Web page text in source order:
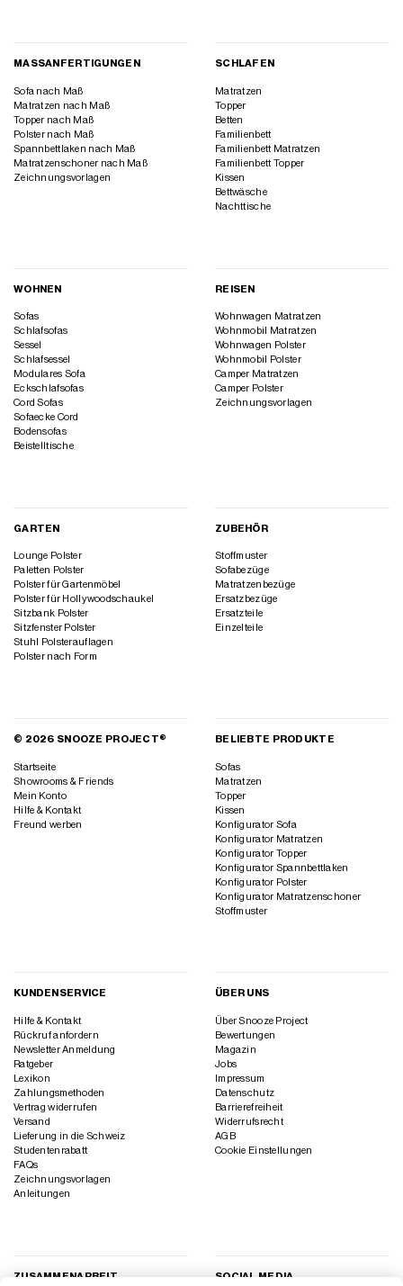
MASSANFERTIGUNGEN
Sofa nach Maß
Matratzen nach Maß
Topper nach Maß
Polster nach Maß
Spannbettlaken nach Maß
Matratzenschoner nach Maß
Zeichnungsvorlagen
SCHLAFEN
Matratzen
Topper
Betten
Familienbett
Familienbett Matratzen
Familienbett Topper
Kissen
Bettwäsche
Nachttische
WOHNEN
Sofas
Schlafsofas
Sessel
Schlafsessel
Modulares Sofa
Eckschlafsofas
Cord Sofas
Sofaecke Cord
Bodensofas
Beistelltische
REISEN
Wohnwagen Matratzen
Wohnmobil Matratzen
Wohnwagen Polster
Wohnmobil Polster
Camper Matratzen
Camper Polster
Zeichnungsvorlagen
GARTEN
Lounge Polster
Paletten Polster
Polster für Gartenmöbel
Polster für Hollywoodschaukel
Sitzbank Polster
Sitzfenster Polster
Stuhl Polsterauflagen
Polster nach Form
ZUBEHÖR
Stoffmuster
Sofabezüge
Matratzenbezüge
Ersatzbezüge
Ersatzteile
Einzelteile
© 2026 SNOOZE PROJECT®
Startseite
Showrooms & Friends
Mein Konto
Hilfe & Kontakt
Freund werben
BELIEBTE PRODUKTE
Sofas
Matratzen
Topper
Kissen
Konfigurator Sofa
Konfigurator Matratzen
Konfigurator Topper
Konfigurator Spannbettlaken
Konfigurator Polster
Konfigurator Matratzenschoner
Stoffmuster
KUNDENSERVICE
Hilfe & Kontakt
Rückruf anfordern
Newsletter Anmeldung
Ratgeber
Lexikon
Zahlungsmethoden
Vertrag widerrufen
Versand
Lieferung in die Schweiz
Studentenrabatt
FAQs
Zeichnungsvorlagen
Anleitungen
ÜBER UNS
Über Snooze Project
Bewertungen
Magazin
Jobs
Impressum
Datenschutz
Barrierefreiheit
Widerrufsrecht
AGB
Cookie Einstellungen
ZUSAMMENARBEIT SOCIAL MEDIA